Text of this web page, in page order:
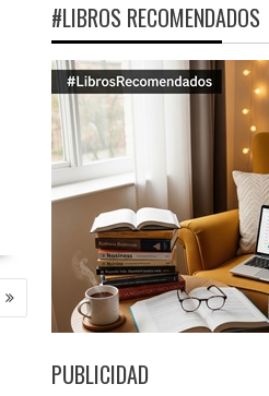
#LIBROS RECOMENDADOS
PUBLICIDAD